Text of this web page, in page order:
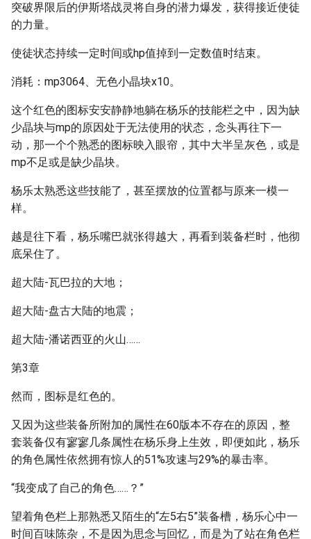
突破界限后的伊斯塔战灵将自身的潜力爆发，获得接近使徒
的力量。
使徒状态持续一定时间或hp值掉到一定数值时结束。
消耗：mp3064、无色小晶块x10。
这个红色的图标安安静静地躺在杨乐的技能栏之中，因为缺
少晶块与mp的原因处于无法使用的状态，念头再往下一
动，那一个个熟悉的图标映入眼帘，其中大半呈灰色，或是
mp不足或是缺少晶块。
杨乐太熟悉这些技能了，甚至摆放的位置都与原来一模一
样。
越是往下看，杨乐嘴巴就张得越大，再看到装备栏时，他彻
底呆住了。
超大陆-瓦巴拉的大地；
超大陆-盘古大陆的地震；
超大陆-潘诺西亚的火山……
第3章
然而，图标是红色的。
又因为这些装备所附加的属性在60版本不存在的原因，整
套装备仅有寥寥几条属性在杨乐身上生效，即便如此，杨乐
的角色属性依然拥有惊人的51%攻速与29%的暴击率。
“我变成了自己的角色……？”
望着角色栏上那熟悉又陌生的“左5右5”装备槽，杨乐心中一
时间百味陈杂，不是因为思念与回忆，而是为了站在角色栏